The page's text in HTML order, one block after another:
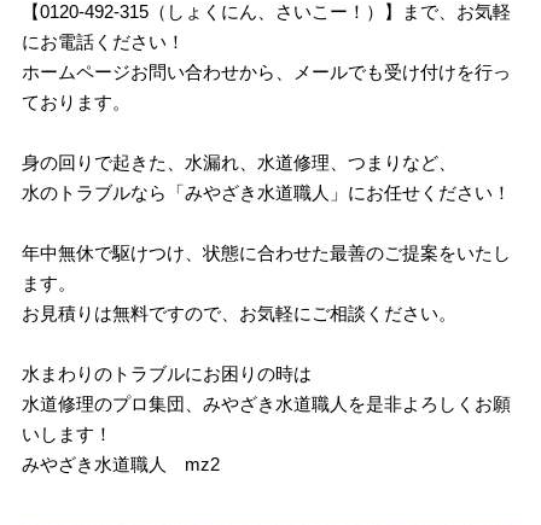
【0120-492-315（しょくにん、さいこー！）】まで、お気軽
にお電話ください！
ホームページお問い合わせから、メールでも受け付けを行っ
ております。
身の回りで起きた、水漏れ、水道修理、つまりなど、
水のトラブルなら「みやざき水道職人」にお任せください！
年中無休で駆けつけ、状態に合わせた最善のご提案をいたし
ます。
お見積りは無料ですので、お気軽にご相談ください。
水まわりのトラブルにお困りの時は
水道修理のプロ集団、みやざき水道職人を是非よろしくお願
いします！
みやざき水道職人 mz2